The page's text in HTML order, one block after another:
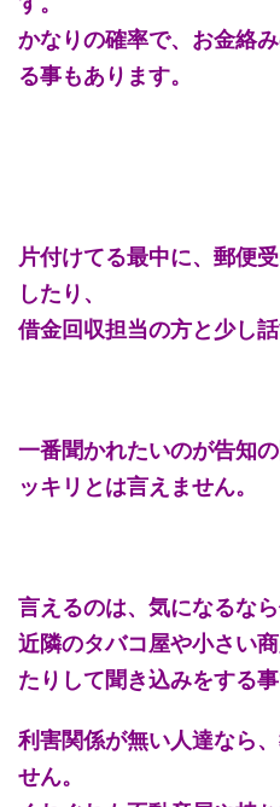
かなりの確率で、お金絡
る事もあります。
片付けてる最中に、郵便
したり、
借金回収担当の方と少し
一番聞かれたいのが告知
ッキリとは言えません。
言えるのは、気になるな
近隣のタバコ屋や小さい
たりして聞き込みをする事
利害関係が無い人達なら
せん。